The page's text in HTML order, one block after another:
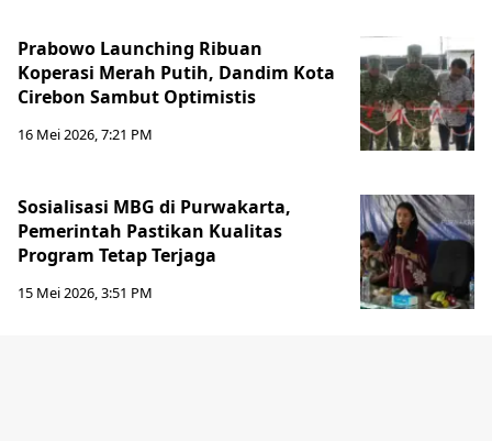
Prabowo Launching Ribuan
Koperasi Merah Putih, Dandim Kota
Cirebon Sambut Optimistis
16 Mei 2026, 7:21 PM
Sosialisasi MBG di Purwakarta,
Pemerintah Pastikan Kualitas
Program Tetap Terjaga
15 Mei 2026, 3:51 PM